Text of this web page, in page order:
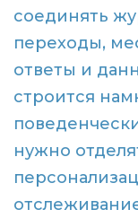
соединять
переходы,
ответы и
строится
нужно